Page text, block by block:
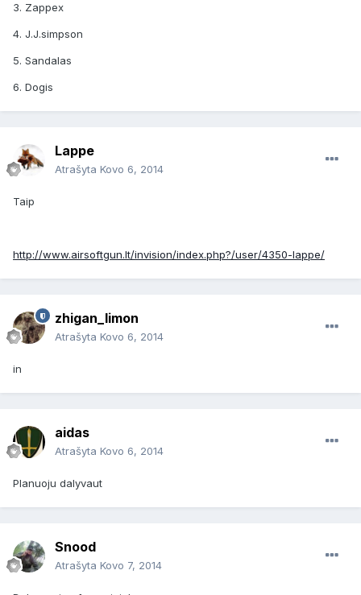
3. Zappex
4. J.J.simpson
5. Sandalas
6. Dogis
Lappe
Atrašyta Kovo 6, 2014
Taip
http://www.airsoftgun.lt/invision/index.php?/user/4350-lappe/
zhigan_limon
Atrašyta Kovo 6, 2014
in
aidas
Atrašyta Kovo 6, 2014
Planuoju dalyvaut
Snood
Atrašyta Kovo 7, 2014